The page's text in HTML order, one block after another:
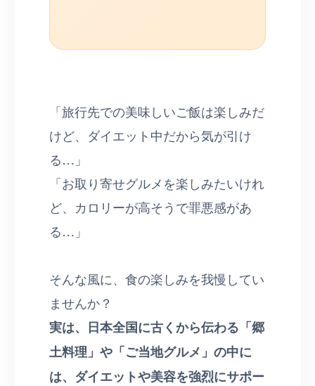
「旅行先での美味しいご飯は楽しみだ
けど、ダイエット中だから気が引け
る…」
「お取り寄せグルメを楽しみたいけれ
ど、カロリーが高そうで罪悪感があ
る…」
そんな風に、食の楽しみを我慢してい
ませんか？
実は、日本全国に古くから伝わる「郷
土料理」や「ご当地グルメ」の中に
は、ダイエットや美容を強烈にサポー